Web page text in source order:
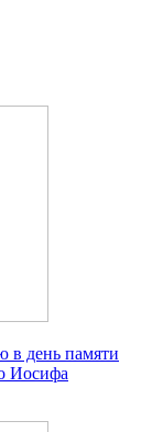
в день памяти
Иосифа